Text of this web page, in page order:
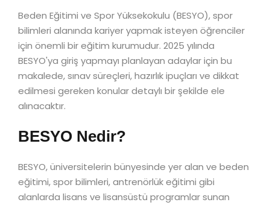
Beden Eğitimi ve Spor Yüksekokulu (BESYO), spor
bilimleri alanında kariyer yapmak isteyen öğrenciler
için önemli bir eğitim kurumudur. 2025 yılında
BESYO'ya giriş yapmayı planlayan adaylar için bu
makalede, sınav süreçleri, hazırlık ipuçları ve dikkat
edilmesi gereken konular detaylı bir şekilde ele
alınacaktır.
BESYO Nedir?
BESYO, üniversitelerin bünyesinde yer alan ve beden
eğitimi, spor bilimleri, antrenörlük eğitimi gibi
alanlarda lisans ve lisansüstü programlar sunan